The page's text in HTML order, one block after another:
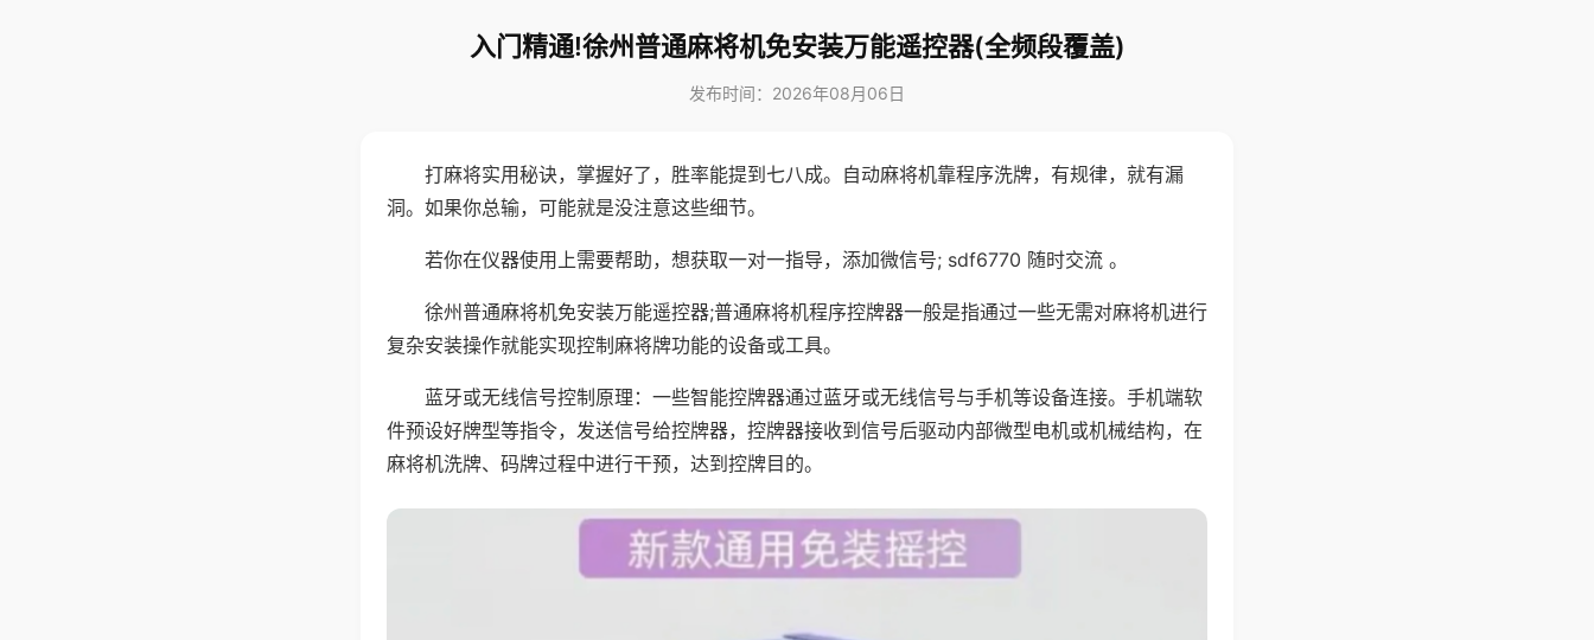
入门精通!徐州普通麻将机免安装万能遥控器(全频段覆盖)
发布时间：2026年08月06日
打麻将实用秘诀，掌握好了，胜率能提到七八成。自动麻将机靠程序洗牌，有规律，就有漏
洞。如果你总输，可能就是没注意这些细节。
若你在仪器使用上需要帮助，想获取一对一指导，添加微信号; sdf6770 随时交流 。
徐州普通麻将机免安装万能遥控器;普通麻将机程序控牌器一般是指通过一些无需对麻将机进行
复杂安装操作就能实现控制麻将牌功能的设备或工具。
蓝牙或无线信号控制原理：一些智能控牌器通过蓝牙或无线信号与手机等设备连接。手机端软
件预设好牌型等指令，发送信号给控牌器，控牌器接收到信号后驱动内部微型电机或机械结构，在
麻将机洗牌、码牌过程中进行干预，达到控牌目的。